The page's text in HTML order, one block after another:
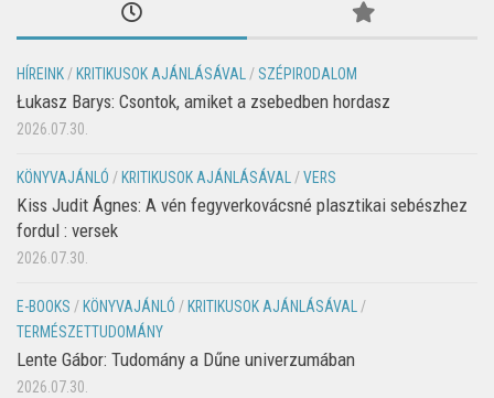
HÍREINK/ KRITIKUSOK AJÁNLÁSÁVAL/ SZÉPIRODALOM
Łukasz Barys: Csontok, amiket a zsebedben hordasz
2026.07.30.
KÖNYVAJÁNLÓ / KRITIKUSOK AJÁNLÁSÁVAL/VERS
Kiss Judit Ágnes: A vén fegyverkovácsné plasztikai sebészhez
fordul : versek
2026.07.30.
E-BOOKS / KÖNYVAJÁNLÓ / KRITIKUSOK AJÁNLÁSÁVAL/
TERMÉSZETTUDOMÁNY
Lente Gábor: Tudomány a Dűne univerzumában
2026.07.30.